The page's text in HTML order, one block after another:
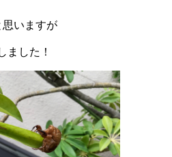
思いますが
ました！